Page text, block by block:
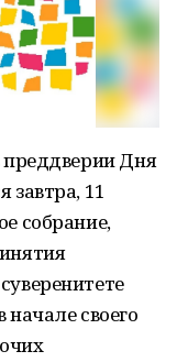
преддверии Дня
завтра, 11
собрание,
своего